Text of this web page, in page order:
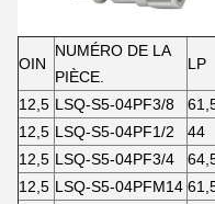
OIN
NUMÉRO DE LA
PIÈCE.
LP
12,5 LSQ-S5-04PF3/8
12,5 LSQ-S5-04PF1/2 44
12,5 LSQ-S5-04PF3/4
12,5 LSQ-S5-04PFM14